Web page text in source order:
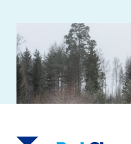
Toimiva
tekijän summa